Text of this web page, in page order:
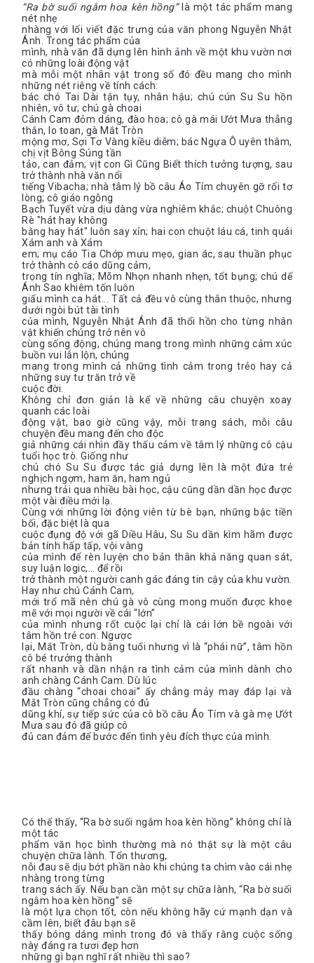
“Ra bờ suối ngắm hoa kèn hồng”là một tác phẩm mang
nét nhẹ
nhàng với lối viết đặc trưng của văn phong Nguyễn Nhật
Ánh. Trong tác phẩm của
mình, nhà văn đã dựng lên hình ảnh về một khu vườn nơi
có những loài động vật
mà mỗi một nhân vật trong số đó đều mang cho mình
những nét riêng về tính cách:
bác chó Tai Dài tận tụy, nhân hậu; chú cún Su Su hồn
nhiên, vô tư; chú gà choai
Cánh Cam đỏm dáng, đào hoa; cô gà mái Ướt Mưa thẳng
thắn, lo toan, gà Mắt Tròn
mộng mơ, Sợi Tơ Vàng kiều diễm; bác Ngựa Ô uyên thâm,
chị vịt Bông Súng tần
tảo, can đảm; vịt con Gì Cũng Biết thích tưởng tượng, sau
trở thành nhà văn nổi
tiếng Vibacha; nhà tâm lý bồ câu Áo Tím chuyên gỡ rối tơ
lòng; cô giáo ngỗng
Bạch Tuyết vừa dịu dàng vừa nghiêm khắc; chuột Chuông
Rè "hát hay không
bằng hay hát" luôn say xỉn; hai con chuột láu cá, tinh quái
Xám anh và Xám
em; mụ cáo Tia Chớp mưu mẹo, gian ác, sau thuần phục
trở thành cô cáo dũng cảm,
trọng tín nghĩa; Mõm Nhọn nhanh nhẹn, tốt bụng; chú dế
Ánh Sao khiêm tốn luôn
giấu mình ca hát... Tất cả đều vô cùng thân thuộc, nhưng
dưới ngòi bút tài tình
của mình, Nguyễn Nhật Ánh đã thổi hồn cho từng nhân
vật khiến chúng trở nên vô
cùng sống động, chúng mang trong mình những cảm xúc
buồn vui lẫn lộn, chúng
mang trong mình cả những tình cảm trong trẻo hay cả
những suy tư trăn trở về
cuộc đời.
Không chỉ đơn giản là kể về những câu chuyện xoay
quanh các loài
động vật, bao giờ cũng vậy, mỗi trang sách, mỗi câu
chuyện đều mang đến cho độc
giả những cái nhìn đầy thấu cảm về tâm lý những cô cậu
tuổi học trò. Giống như
chú chó Su Su được tác giả dựng lên là một đứa trẻ
nghịch ngợm, ham ăn, ham ngủ
nhưng trải qua nhiều bài học, cậu cũng dần dần học được
một vài điều mới lạ.
Cùng với những lời động viên từ bè bạn, những bậc tiền
bối, đặc biệt là qua
cuộc đụng độ với gã Diều Hâu, Su Su dần kìm hãm được
bản tính hấp tấp, vội vàng
của mình để rèn luyện cho bản thân khả năng quan sát,
suy luận logic,… để rồi
trở thành một người canh gác đáng tin cậy của khu vườn.
Hay như chú Cánh Cam,
mới trổ mã nên chú gà vô cùng mong muốn được khoe
mẽ với mọi người về cái “lớn”
của mình nhưng rốt cuộc lại chỉ là cái lớn bề ngoài với
tâm hồn trẻ con. Ngược
lại, Mắt Tròn, dù bằng tuổi nhưng vì là “phái nữ”, tâm hồn
cô bé trưởng thành
rất nhanh và dần nhận ra tình cảm của mình dành cho
anh chàng Cánh Cam. Dù lúc
đầu chàng “choai choai” ấy chẳng mảy may đáp lại và
Mắt Tròn cũng chẳng có đủ
dũng khí, sự tiếp sức của cô bồ câu Áo Tím và gà mẹ Ướt
Mưa sau đó đã giúp cô
đủ can đảm để bước đến tình yêu đích thực của mình.
Có thể thấy, “Ra bờ suối ngắm hoa kèn hồng” không chỉ là
một tác
phẩm văn học bình thường mà nó thật sự là một câu
chuyện chữa lành. Tổn thương,
nỗi đau sẽ dịu bớt phần nào khi chúng ta chìm vào cái nhẹ
nhàng trong từng
trang sách ấy. Nếu bạn cần một sự chữa lành, “Ra bờ suối
ngắm hoa kèn hồng” sẽ
là một lựa chọn tốt, còn nếu không hãy cứ mạnh dạn và
cầm lên, biết đâu bạn sẽ
thấy bóng dáng mình trong đó và thấy rằng cuộc sống
này đáng ra tươi đẹp hơn
những gì bạn nghĩ rất nhiều thì sao?